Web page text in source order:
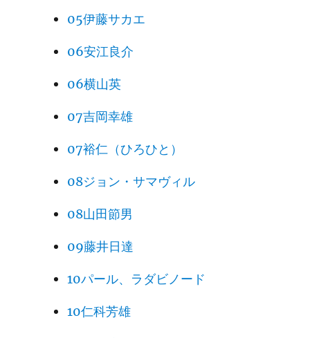
05伊藤サカエ
06安江良介
06横山英
07吉岡幸雄
07裕仁（ひろひと）
08ジョン・サマヴィル
08山田節男
09藤井日達
10パール、ラダビノード
10仁科芳雄